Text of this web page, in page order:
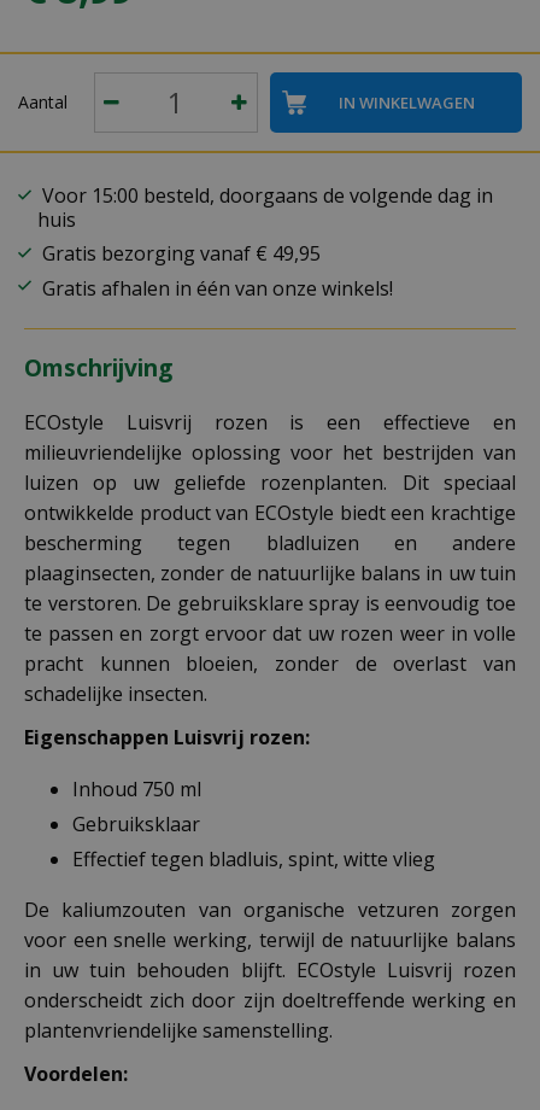
Aantal
Voor 15:00 besteld, doorgaans de volgende dag in
huis
Gratis bezorging vanaf € 49,95
Gratis afhalen in één van onze winkels!
Omschrijving
ECOstyle Luisvrij rozen is een effectieve en
milieuvriendelijke oplossing voor het bestrijden van
luizen op uw geliefde rozenplanten. Dit speciaal
ontwikkelde product van ECOstyle biedt een krachtige
bescherming tegen bladluizen en andere
plaaginsecten, zonder de natuurlijke balans in uw tuin
te verstoren. De gebruiksklare spray is eenvoudig toe
te passen en zorgt ervoor dat uw rozen weer in volle
pracht kunnen bloeien, zonder de overlast van
schadelijke insecten.
Eigenschappen Luisvrij rozen:
Inhoud 750 ml
Gebruiksklaar
Effectief tegen bladluis, spint, witte vlieg
De kaliumzouten van organische vetzuren zorgen
voor een snelle werking, terwijl de natuurlijke balans
in uw tuin behouden blijft. ECOstyle Luisvrij rozen
onderscheidt zich door zijn doeltreffende werking en
plantenvriendelijke samenstelling.
Voordelen: